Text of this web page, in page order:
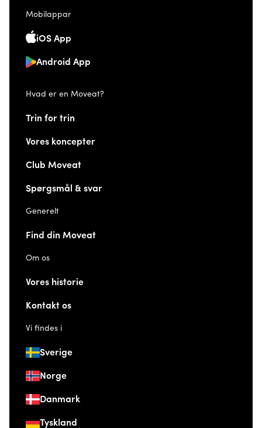
Mobilappar
iOS App
Android App
Hvad er en Moveat?
Trin for trin
Vores koncepter
Club Moveat
Spørgsmål & svar
Generelt
Find din Moveat
Om os
Vores historie
Kontakt os
Vi findes i
Sverige
Norge
Danmark
Tyskland